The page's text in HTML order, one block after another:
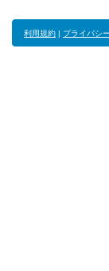
利用規約 | プライバシ